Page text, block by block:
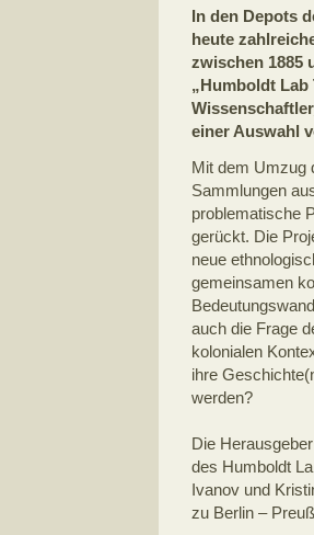
In den Depots
heute
zwischen 1885
„Humboldt Lab
einer Auswahl
Mit dem Umzug
Sammlungen
problematische
gerückt. Die
neue
gemeinsamen
auch die Frage
kolonialen
ihre
werden?
Die
des Humboldt
Ivanov und
zu Berlin –